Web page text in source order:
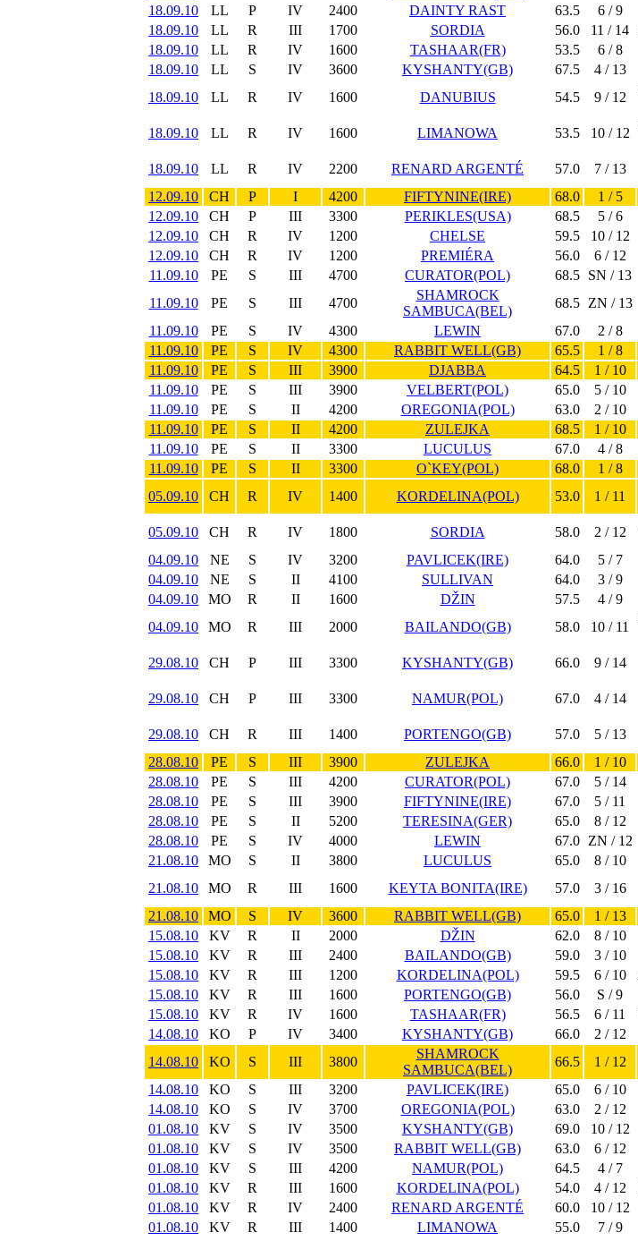
18.09.10
LL P IV 2400 DAINTY RAST 63.5 6 / 9
18.09.10
LL R III 1700 SORDIA 56.0 11 / 14
18.09.10
LL R IV 1600 TASHAAR(FR) 53.5 6 / 8
18.09.10
LL S IV 3600 KYSHANTY(GB) 67.5 4 / 13
18.09.10
LL R IV 1600 DANUBIUS 54.5 9 / 12
18.09.10 LL R IV 1600 LIMANOWA 53.5 10 / 12
18.09.10 LL R IV 2200 RENARD ARGENTÉ 57.0 7 / 13
12.09.10
CH P I 4200 FIFTYNINE(IRE) 68.0 1 / 5
12.09.10
CH P III 3300 PERIKLES(USA) 68.5 5 / 6
12.09.10
CH R IV 1200 CHELSE 59.5 10 / 12
12.09.10
CH R IV 1200 PREMIÉRA 56.0 6 / 12
11.09.10
PE S III 4700 CURATOR(POL) 68.5 SN / 13
11.09.10
PE S III 4700
SHAMROCK
SAMBUCA(BEL)
68.5 ZN / 13
11.09.10
PE S IV 4300 LEWIN 67.0 2 / 8
11.09.10
PE S IV 4300 RABBIT WELL(GB) 65.5 1 / 8
11.09.10
PE S III 3900 DJABBA 64.5 1 / 10
11.09.10
PE S III 3900 VELBERT(POL) 65.0 5 / 10
11.09.10
PE S II 4200 OREGONIA(POL) 63.0 2 / 10
11.09.10
PE S II 4200 ZULEJKA 68.5 1 / 10
11.09.10
PE S II 3300 LUCULUS 67.0 4 / 8
11.09.10
PE S II 3300 O`KEY(POL) 68.0 1 / 8
05.09.10
CH R IV 1400 KORDELINA(POL) 53.0 1 / 11
05.09.10 CH R IV 1800 SORDIA 58.0 2 / 12
04.09.10
NE S IV 3200 PAVLICEK(IRE) 64.0 5 / 7
04.09.10
NE S II 4100 SULLIVAN 64.0 3 / 9
04.09.10
MO R II 1600 DŽIN 57.5 4 / 9
04.09.10
MO R III 2000 BAILANDO(GB) 58.0 10 / 11
29.08.10 CH P III 3300 KYSHANTY(GB) 66.0 9 / 14
29.08.10 CH P III 3300 NAMUR(POL) 67.0 4 / 14
29.08.10 CH R III 1400 PORTENGO(GB) 57.0 5 / 13
28.08.10
PE S III 3900 ZULEJKA 66.0 1 / 10
28.08.10
PE S III 4200 CURATOR(POL) 67.0 5 / 14
28.08.10
PE S III 3900 FIFTYNINE(IRE) 67.0 5 / 11
28.08.10
PE S II 5200 TERESINA(GER) 65.0 8 / 12
28.08.10
PE S IV 4000 LEWIN 67.0 ZN / 12
21.08.10
MO S II 3800 LUCULUS 65.0 8 / 10
21.08.10
MO R III 1600 KEYTA BONITA(IRE) 57.0 3 / 16
21.08.10
MO S IV 3600 RABBIT WELL(GB) 65.0 1 / 13
15.08.10
KV R II 2000 DŽIN 62.0 8 / 10
15.08.10
KV R III 2400 BAILANDO(GB) 59.0 3 / 10
15.08.10
KV R III 1200 KORDELINA(POL) 59.5 6 / 10
15.08.10
KV R III 1600 PORTENGO(GB) 56.0 S / 9
15.08.10
KV R IV 1600 TASHAAR(FR) 56.5 6 / 11
14.08.10
KO P IV 3400 KYSHANTY(GB) 66.0 2 / 12
14.08.10
KO S III 3800
SHAMROCK
SAMBUCA(BEL)
66.5 1 / 12
14.08.10
KO S III 3200 PAVLICEK(IRE) 65.0 6 / 10
14.08.10
KO S IV 3700 OREGONIA(POL) 63.0 2 / 12
01.08.10
KV S IV 3500 KYSHANTY(GB) 69.0 10 / 12
01.08.10
KV S IV 3500 RABBIT WELL(GB) 63.0 6 / 12
01.08.10
KV S III 4200 NAMUR(POL) 64.5 4 / 7
01.08.10
KV R III 1600 KORDELINA(POL) 54.0 4 / 12
01.08.10
KV R IV 2400 RENARD ARGENTÉ 60.0 10 / 12
01.08.10
KV R III 1400 LIMANOWA 55.0 7 / 9